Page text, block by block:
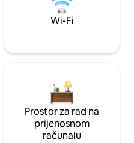
Wi-Fi
Prostor za rad na
prijenosnom
računalu